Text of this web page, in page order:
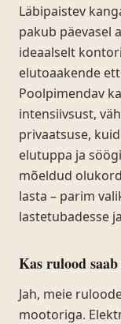
Läbipaistev
pakub päevasel
ideaalselt
elutoaakende
Poolpimendav
intensiivsust,
privaatsuse,
elutuppa ja
mõeldud
lasta – parim
lastetubadesse
Kas rulood
Jah, meie
mootoriga.